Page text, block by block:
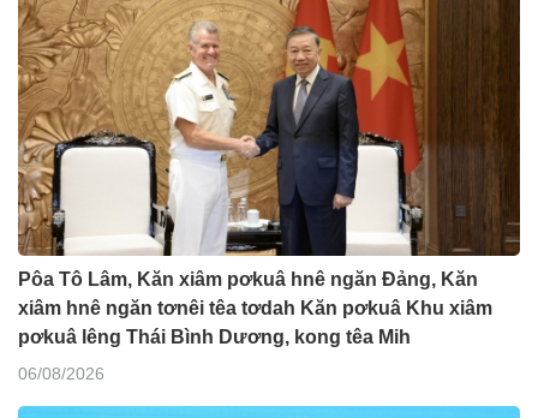
Pôa Tô Lâm, Kăn xiâm pơkuâ hnê ngăn Đảng, Kăn
xiâm hnê ngăn tơnêi têa tơdah Kăn pơkuâ Khu xiâm
pơkuâ lêng Thái Bình Dương, kong têa Mih
06/08/2026